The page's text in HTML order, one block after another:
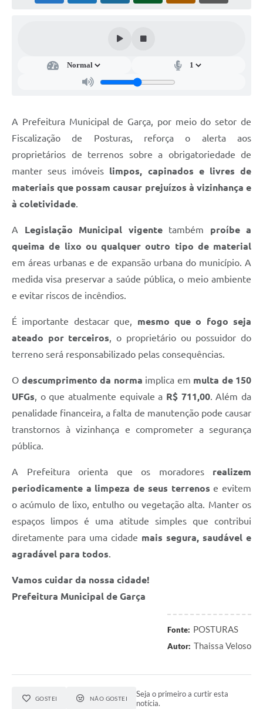
CENTRAL DE ATENDIMENTO
Pré-Cadastro de Vacinação Antirrábica
Consulta Pública Eletrônica Lei de Diretrizes Orçamentárias -
LDO - 2025
Credenciamento Feirantes
Concursos
Notícias
Nota Fiscal Eletrônica
Defesa Civil
NFSE
A Prefeitura Municipal de Garça, por meio do setor de
Fiscalização de Posturas, reforça o alerta aos
proprietários de terrenos sobre a obrigatoriedade de
manter seus imóveis limpos, capinados e livres de
materiais que possam causar prejuízos à vizinhança e
à coletividade.
A Legislação Municipal vigentetambém proíbe a
queima de lixo ou qualquer outro tipo de material
em áreas urbanas e de expansão urbana do município. A
medida visa preservar a saúde pública, o meio ambiente
e evitar riscos de incêndios.
É importante destacar que, mesmo que o fogo seja
ateado por terceiros, o proprietário ou possuidor do
terreno será responsabilizado pelas consequências.
O descumprimento da norma implica em multa de 150
UFGs, o que atualmente equivale a R$ 711,00. Além da
penalidade financeira, a falta de manutenção pode causar
transtornos à vizinhança e comprometer a segurança
pública.
A Prefeitura orienta que os moradores realizem
periodicamente a limpeza de seus terrenos e evitem
o acúmulo de lixo, entulho ou vegetação alta. Manter os
espaços limpos é uma atitude simples que contribui
diretamente para uma cidade mais segura, saudável e
agradável para todos.
Vamos cuidar da nossa cidade!
Prefeitura Municipal de Garça
Fonte: POSTURAS
Autor: Thaissa Veloso
GOSTEI NÃO GOSTEI
Seja o primeiro a curtir esta
notícia.